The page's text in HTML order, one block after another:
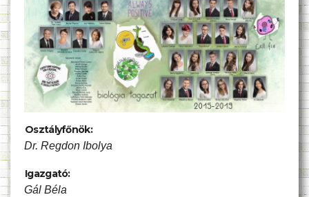
Osztályfőnök:
Dr. Regdon Ibolya
Igazgató:
Gál Béla